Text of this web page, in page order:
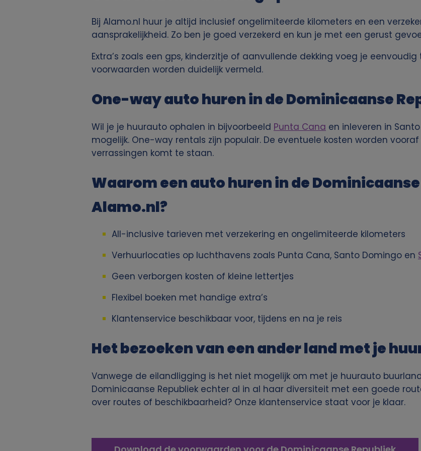
Bij Alamo.nl huur je altijd inclusief ongelimiteerde kilometers en een
aansprakelijkheid. Zo ben je goed verzekerd en kun je met een gerust
Extra’s zoals een gps, kinderzitje of aanvullende dekking voeg je
voorwaarden worden duidelijk vermeld.
One-way auto huren in de Dominicaanse
Wil je je huurauto ophalen in bijvoorbeeld Punta Cana en inleveren in
mogelijk. One-way rentals zijn populair. De eventuele kosten worden
verrassingen komt te staan.
Waarom een auto huren in de
Alamo.nl?
All-inclusive tarieven met verzekering en ongelimiteerde kilometers
Verhuurlocaties op luchthavens zoals Punta Cana, Santo Domingo en
Geen verborgen kosten of kleine lettertjes
Flexibel boeken met handige extra’s
Klantenservice beschikbaar voor, tijdens en na je reis
Het bezoeken van een ander land met je
Vanwege de eilandligging is het niet mogelijk om met je huurauto
Dominicaanse Republiek echter al in al haar diversiteit met een goede
over routes of beschikbaarheid? Onze klantenservice staat voor je klaar.
e
r
o
o
n
l
i
j
k
e
g
e
g
e
v